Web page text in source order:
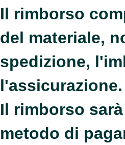
Il rimborso
del materiale,
spedizione,
l'assicurazione.
Il rimborso
metodo di